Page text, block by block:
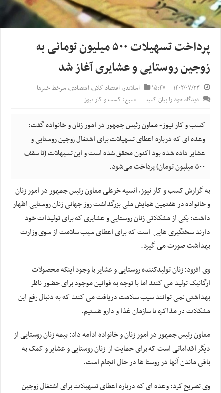
پرداخت تسهیلات ۵۰۰ میلیون تومانی به
زوجین روستایی و عشایری آغاز شد
۱۴۰۲/۰۷/۲۳ ۱۵:۴۷ اسلایدر,اقتصاد کلان,اقتصادی,سرخط خبرها
دیدگاه خود را بیان کنید
منبع: کسب و کار نیوز
کسب و کار نیوز- معاون رئیس جمهور در امور زنان و خانواده گفت:
وعده ای که درباره اعطای تسهیلات برای اشتغال زوجین روستایی و
عشایر داده شده بود اکنون محقق شده است و این تسیهلات (تا سقف
۵۰۰ میلیون تومان) پرداخت می‌شود.
به گزارش کسب و کار نیوز، انسیه خزعلی معاون رئیس جمهور در امور زنان
و خانواده در هفتمین همایش ملی بزرگداشت روز جهانی زنان روستایی اظهار
داشت: یکی از مشکلاتی زنان روستایی و عشایری که برای تولیدات خود
دارند سختگیری هایی است که برای اعطای سیب سلامت از سوی وزارت
بهداشت صورت می گیرد.
وی افزود: زنان تولیدکننده روستایی و عشایر با وجود اینکه محصولات
ارگانیک تولید می کنند اما با توجه به قوانین موجود برای حضور ناظر
بهداشتی نمی توانند سیب سلامت دریافت می کنند که به دنبال رفع این
مشکلات در مذاکره با سازمان غذا و دارو هستیم.
معاون رئیس جمهور در امور زنان و خانواده ادامه داد: بیمه زنان روستایی از
دیگر اقداماتی است که برای حمایت از زنان روستایی و عشایر و کمک به
باقی ماندن آنها در روستا ها در حال انجام است.
وی تصریح کرد: وعده ای که درباره اعطای تسهیلات برای اشتغال زوجین